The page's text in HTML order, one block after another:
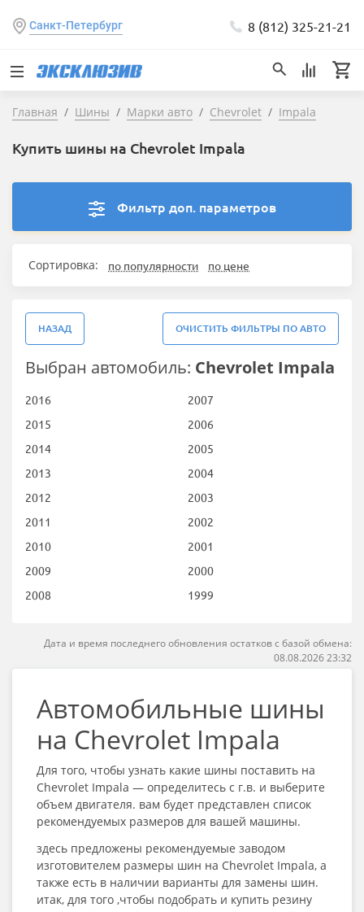
Санкт-Петербург 8 (812) 325-21-21
Главная Шины Марки авто Chevrolet Impala
Купить шины на Chevrolet Impala
Фильтр доп. параметров
Сортировка: по популярности по цене
НАЗАД ОЧИСТИТЬ ФИЛЬТРЫ ПО АВТО
Выбран автомобиль: Chevrolet Impala
2016
2015
2014
2013
2012
2011
2010
2009
2008
2007
2006
2005
2004
2003
2002
2001
2000
1999
Дата и время последнего обновления остатков с базой обмена:
08.08.2026 23:32
Автомобильные шины
на Chevrolet Impala
Для того, чтобы узнать какие шины поставить на
Chevrolet Impala — определитесь с г.в. и выберите
объем двигателя. вам будет представлен список
рекомендуемых размеров для вашей машины.
здесь предложены рекомендуемые заводом
изготовителем размеры шин на Chevrolet Impala, а
также есть в наличии варианты для замены шин.
итак, для того ,чтобы подобрать и купить резину